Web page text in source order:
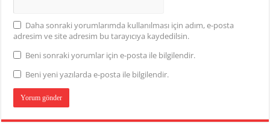
Daha sonraki yorumlarımda kullanılması için adım, e-posta
adresim ve site adresim bu tarayıcıya kaydedilsin.
Beni sonraki yorumlar için e-posta ile bilgilendir.
Beni yeni yazılarda e-posta ile bilgilendir.